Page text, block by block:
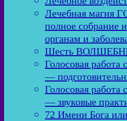
Лечебная
полное собрание
органам и
Шесть
Голосовая
—
Голосовая
— звуковые
72 Имени Бога